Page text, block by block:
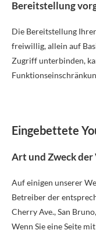
Bereitstellung
Die Bereitstellung
freiwillig, allein auf
Zugriff unterbinden,
Eingebettete
Art und Zweck
Auf einigen unserer
Betreiber der
Cherry Ave., San
Wenn Sie eine Seite